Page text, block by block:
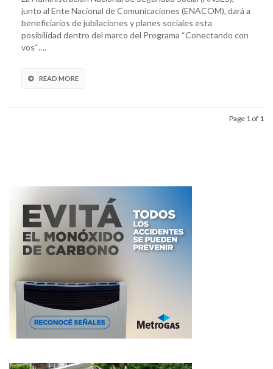
junto al Ente Nacional de Comunicaciones (ENACOM), dará a
beneficiarios de jubilaciones y planes sociales esta
posibilidad dentro del marco del Programa “Conectando con
vos“….
READ MORE
Page 1 of 1